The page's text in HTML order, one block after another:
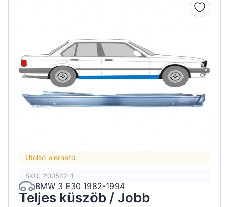
Utolsó elérhető
SKU: 200542-1
BMW 3 E30 1982-1994
Teljes küszöb / Jobb